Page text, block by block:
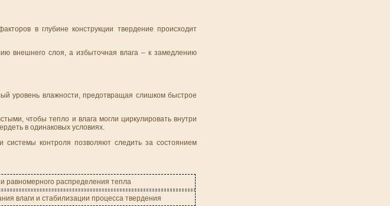
в глубине конструкции твердение происходит
внешнего слоя, а избыточная влага – к замедлению
уровень влажности, предотвращая слишком быстрое
чтобы тепло и влага могли циркулировать внутри
в одинаковых условиях.
системы контроля позволяют следить за состоянием
равномерного распределения тепла
влаги и стабилизации процесса твердения